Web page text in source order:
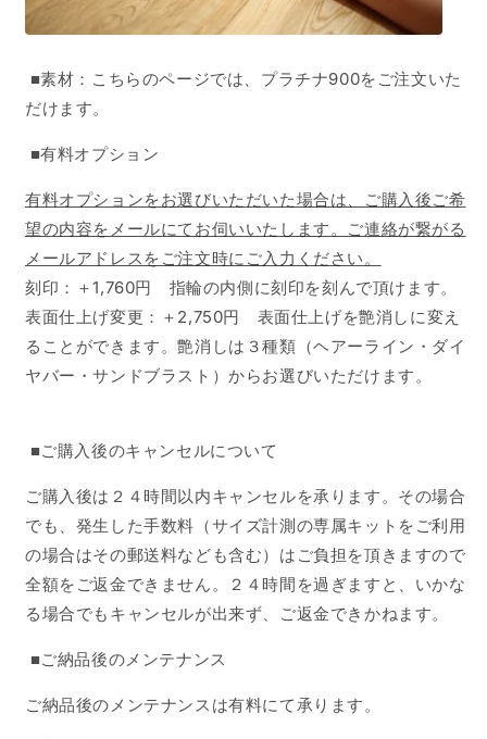
■素材：こちらのページでは、プラチナ900をご注文いた
だけます。
■有料オプション
有料オプションをお選びいただいた場合は、ご購入後ご希
望の内容をメールにてお伺いいたします。ご連絡が繋がる
メールアドレスをご注文時にご入力ください。
刻印：＋1,760円 指輪の内側に刻印を刻んで頂けます。
表面仕上げ変更：＋2,750円 表面仕上げを艶消しに変え
ることができます。艶消しは３種類（ヘアーライン・ダイ
ヤバー・サンドブラスト）からお選びいただけます。
■ご購入後のキャンセルについて
ご購入後は２４時間以内キャンセルを承ります。その場合
でも、発生した手数料（サイズ計測の専属キットをご利用
の場合はその郵送料なども含む） はご負担を頂きますので
全額をご返金できません。２４時間を過ぎますと、いかな
る場合でもキャンセルが出来ず、ご返金できかねます。
■ご納品後のメンテナンス
ご納品後のメンテナンスは有料にて承ります。